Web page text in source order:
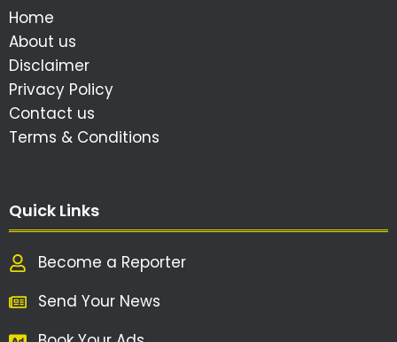
Home
About us
Disclaimer
Privacy Policy
Contact us
Terms & Conditions
Quick Links
Become a Reporter
Send Your News